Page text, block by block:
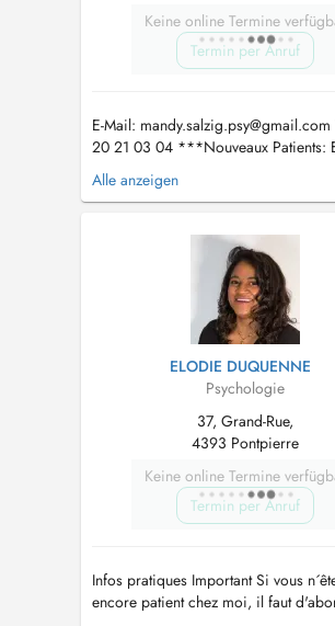
Keine online Termine
Termin per Anruf
E-Mail: mandy.salzig.psy@gmail.com
20 21 03 04 ***Nouveaux Patients:
pour liste d'attente*** Attention: Suivi
psychologique ne sont pas remboursé
Videoconsultation disponible*** LU:
Psychologin mat enger Unzuel u
Alle anzeigen
ELODIE DUQUENNE
Psychologie
37, Grand-Rue,
4393 Pontpierre
Keine online Termine
Termin per Anruf
Infos pratiques Important Si vous
encore patient chez moi, il faut